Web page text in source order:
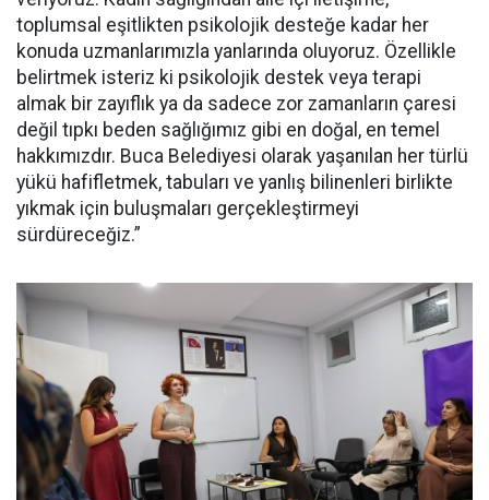
toplumsal eşitlikten psikolojik desteğe kadar her
konuda uzmanlarımızla yanlarında oluyoruz. Özellikle
belirtmek isteriz ki psikolojik destek veya terapi
almak bir zayıflık ya da sadece zor zamanların çaresi
değil tıpkı beden sağlığımız gibi en doğal, en temel
hakkımızdır. Buca Belediyesi olarak yaşanılan her türlü
yükü hafifletmek, tabuları ve yanlış bilinenleri birlikte
yıkmak için buluşmaları gerçekleştirmeyi
sürdüreceğiz.”